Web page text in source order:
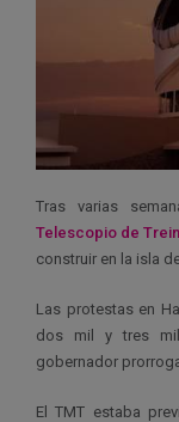
Tras varias
Telescopio de
construir en la isla
Las protestas en
dos mil y tres mil
gobernador
El TMT estaba